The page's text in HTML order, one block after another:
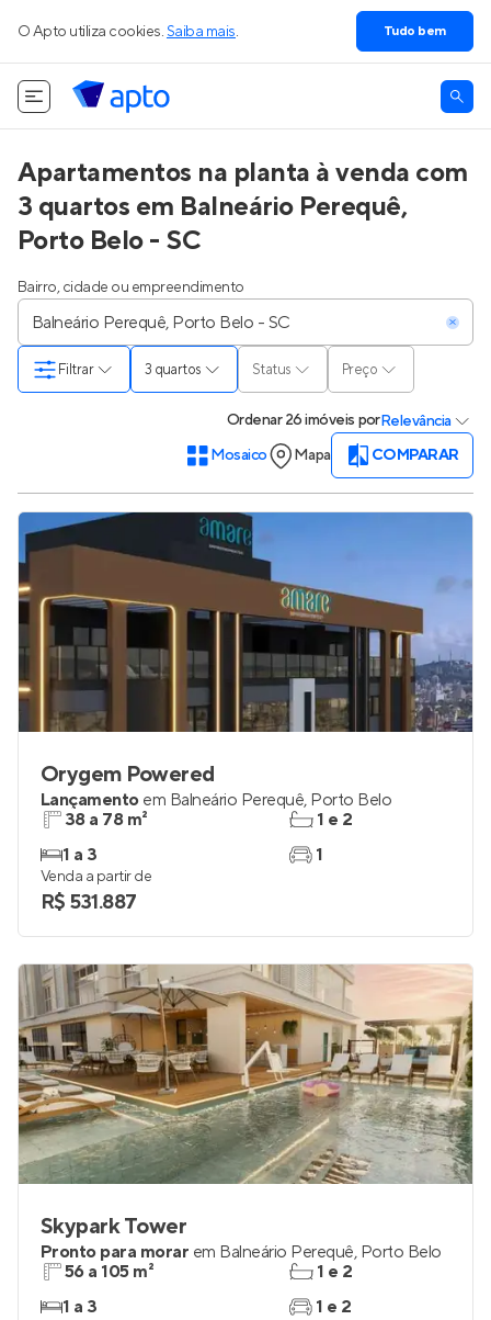
O Apto utiliza cookies. Saiba mais. Tudo bem
Apartamentos na planta à venda com
3 quartos em Balneário Perequê,
Porto Belo - SC
Bairro, cidade ou empreendimento
3 quartos Status Preço
Filtrar
Ordenar26 imóveis porRelevância
Mosaico
Mapa COMPARAR
Orygem Powered
Lançamento em Balneário Perequê, Porto Belo
38 a 78 m²
1 a 3
1 e 2
1
Venda a partir de
R$ 531.887
Skypark Tower
Pronto para morar em Balneário Perequê, Porto Belo
56 a 105 m²
1 a 3
1 e 2
1 e 2